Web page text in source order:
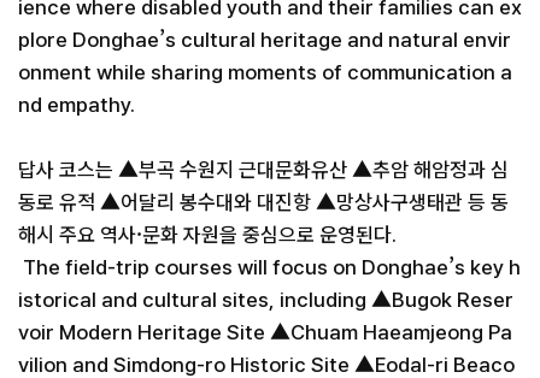
ience where disabled youth and their families can ex
plore Donghae’s cultural heritage and natural envir
onment while sharing moments of communication a
nd empathy.
답사 코스는 ▲부곡 수원지 근대문화유산 ▲추암 해암정과 심
동로 유적 ▲어달리 봉수대와 대진항 ▲망상사구생태관 등 동
해시 주요 역사·문화 자원을 중심으로 운영된다.
The field-trip courses will focus on Donghae’s key h
istorical and cultural sites, including ▲Bugok Reser
voir Modern Heritage Site ▲Chuam Haeamjeong Pa
vilion and Simdong-ro Historic Site ▲Eodal-ri Beaco